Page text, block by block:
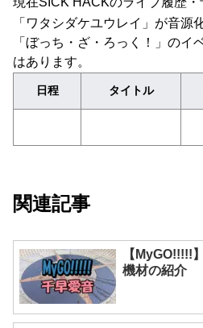
「ワタシダケユウレイ」が音源
「ぼっち・ざ・ろっく！」のイ
はあります。
日程 タイトル
関連記事
【MyGO!!!!!
機材の紹介